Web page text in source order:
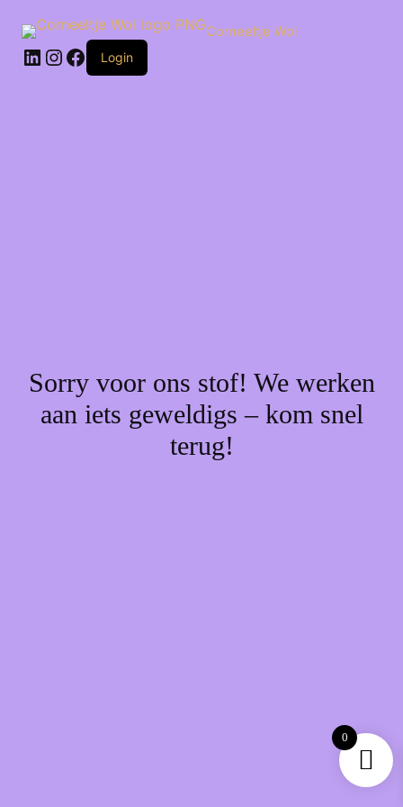
naar
inhoud
Corneeltje Wol
LinkedIn
Instagram
Facebook
Login
Sorry voor ons stof! We werken
aan iets geweldigs – kom snel
terug!
0